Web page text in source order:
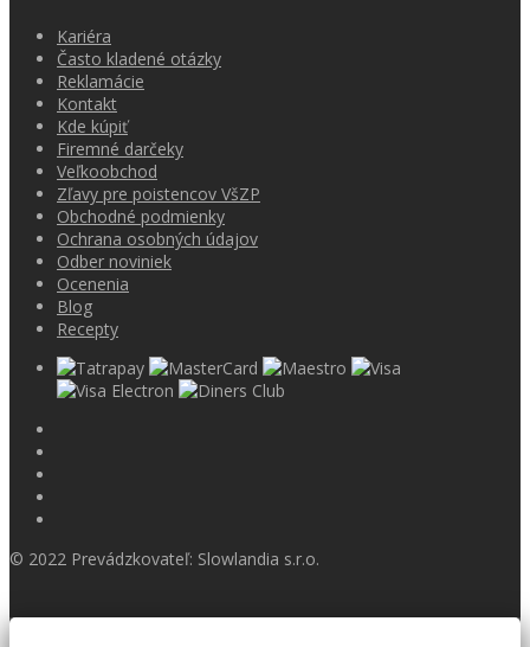
Kariéra
Často kladené otázky
Reklamácie
Kontakt
Kde kúpiť
Firemné darčeky
Veľkoobchod
Zľavy pre poistencov VšZP
Obchodné podmienky
Ochrana osobných údajov
Odber noviniek
Ocenenia
Blog
Recepty
© 2022 Prevádzkovateľ: Slowlandia s.r.o.